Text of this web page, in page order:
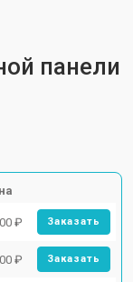
панели
₽ Заказать
₽ Заказать